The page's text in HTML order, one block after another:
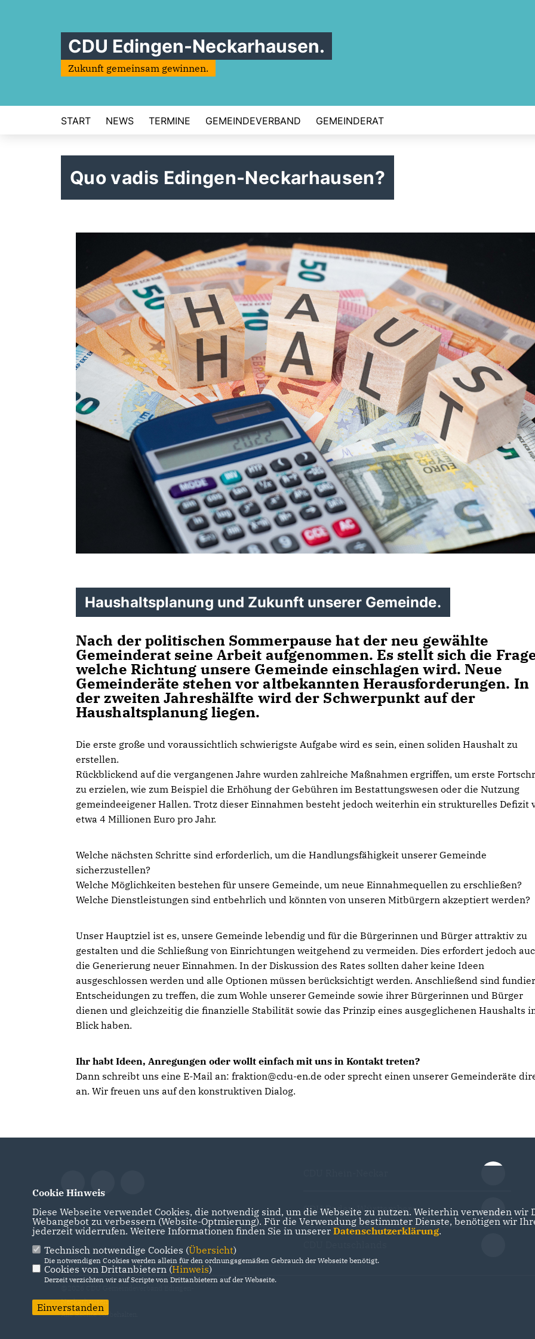
CDU Edingen-Neckarhausen.
Zukunft gemeinsam gewinnen.
START NEWS TERMINE GEMEINDEVERBAND GEMEINDERAT
Quo vadis Edingen-Neckarhausen?
Haushaltsplanung und Zukunft unserer Gemeinde.
Nach der politischen Sommerpause hat der neu gewählte
Gemeinderat seine Arbeit aufgenommen. Es stellt sich die
welche Richtung unsere Gemeinde einschlagen wird. Neue
Gemeinderäte stehen vor altbekannten Herausforderungen. In
der zweiten Jahreshälfte wird der Schwerpunkt auf der
Haushaltsplanung liegen.
Die erste große und voraussichtlich schwierigste Aufgabe wird es sein, einen soliden Haushalt zu
erstellen.
Rückblickend auf die vergangenen Jahre wurden zahlreiche Maßnahmen ergriffen, um erste
zu erzielen, wie zum Beispiel die Erhöhung der Gebühren im Bestattungswesen oder die Nutzung
gemeindeeigener Hallen. Trotz dieser Einnahmen besteht jedoch weiterhin ein strukturelles Defizit
etwa 4 Millionen Euro pro Jahr.
Welche nächsten Schritte sind erforderlich, um die Handlungsfähigkeit unserer Gemeinde
sicherzustellen?
Welche Möglichkeiten bestehen für unsere Gemeinde, um neue Einnahmequellen zu erschließen?
Welche Dienstleistungen sind entbehrlich und könnten von unseren Mitbürgern akzeptiert werden?
Unser Hauptziel ist es, unsere Gemeinde lebendig und für die Bürgerinnen und Bürger attraktiv zu
gestalten und die Schließung von Einrichtungen weitgehend zu vermeiden. Dies erfordert jedoch
die Generierung neuer Einnahmen. In der Diskussion des Rates sollten daher keine Ideen
ausgeschlossen werden und alle Optionen müssen berücksichtigt werden. Anschließend sind
Entscheidungen zu treffen, die zum Wohle unserer Gemeinde sowie ihrer Bürgerinnen und Bürger
dienen und gleichzeitig die finanzielle Stabilität sowie das Prinzip eines ausgeglichenen Haushalts
Blick haben.
Ihr habt Ideen, Anregungen oder wollt einfach mit uns in Kontakt treten?
Dann schreibt uns eine E-Mail an: fraktion@cdu-en.de oder sprecht einen unserer Gemeinderäte
an. Wir freuen uns auf den konstruktiven Dialog.
IMPRESSUM DATENSCHUTZ KONTAKT
CDU Baden-Württemberg
Neckarhausen
Alle Rechte vorbehalten.
Cookie Hinweis
Diese Webseite verwendet Cookies, die notwendig sind, um die Webseite zu nutzen. Weiterhin verwenden
Webangebot zu verbessern (Website-Optmierung). Für die Verwendung bestimmter Dienste, benötigen wir
jederzeit widerrufen. Weitere Informationen finden Sie in unserer Datenschutzerklärung.
Technisch notwendige Cookies (Übersicht)
Die notwendigen Cookies werden allein für den ordnungsgemäßen Gebrauch der Webseite benötigt.
Cookies von Drittanbietern (Hinweis)
Derzeit verzichten wir auf Scripte von Drittanbietern auf der Webseite.
Einverstanden